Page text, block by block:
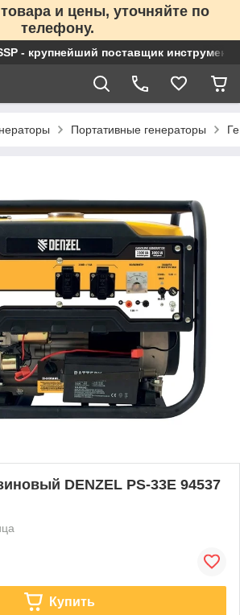
и цены, уточняйте по
телефону.
- крупнейший поставщик
Портативные генераторы
DENZEL PS-33E 94537
Купить